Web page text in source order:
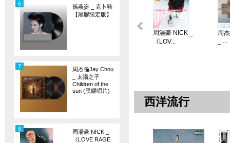
孫燕姿 _ 克卜勒
【黑膠限定版】
6
周杰倫Jay Chou
_ 太陽之子
Children of the
sun (黑膠唱片)
7
周湯豪 NICK _
《LOVE RAGE
8
周湯豪 NICK _
《LOV...
周
_ ...
西洋流行